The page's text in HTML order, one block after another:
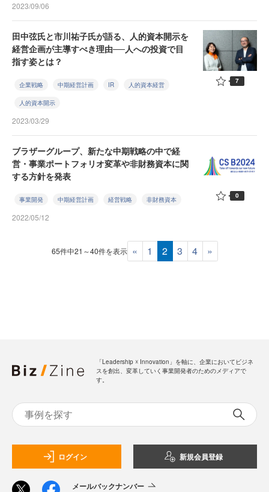
2023/09/06
田中弦氏と市川祐子氏が語る、人的資本開示を
経営企画が主導すべき理由──人への投資で目
指す姿とは？
企業戦略 中期経営計画 IR 人的資本経営
人的資本開示
2023/03/29
7
ブラザーグループ、新たな中期戦略の中で経
営・事業ポートフォリオ変革や非財務資本に関
する方針を発表
事業開発 中期経営計画 経営戦略 非財務資本
2022/05/12
0
65件中21～40件を表示 « 1 2 3 4 »
「Leadership ☓ Innovation」を軸に、企業においてビジネ
スを創出、変革していく事業開発者のためのメディアで
す。
ログイン 新規会員登録
メールバックナンバー